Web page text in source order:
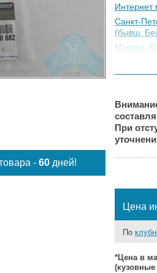
- 60 дней!
Интернет
Санкт-
(бывш.
Москва,
Великий
Нальчик:
Самара:
Тверь:
При
Цена
По
*Цена в